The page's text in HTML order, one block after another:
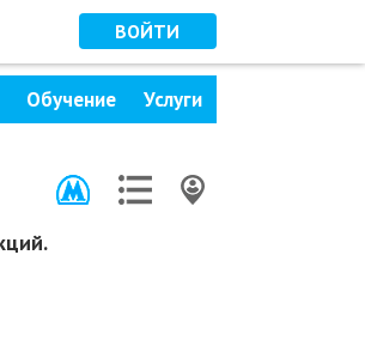
ВОЙТИ
Обучение Услуги